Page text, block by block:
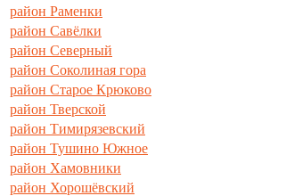
район Раменки
район Савёлки
район Северный
район Соколиная гора
район Старое Крюково
район Тверской
район Тимирязевский
район Тушино Южное
район Хамовники
район Хорошёвский